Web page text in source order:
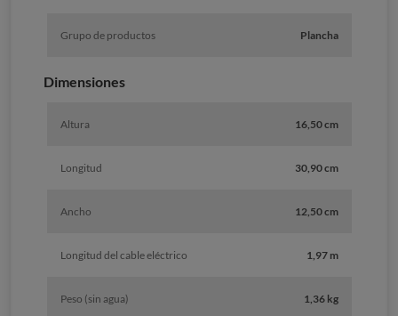
Grupo de productos Plancha
Dimensiones
Altura 16,50 cm
Longitud 30,90 cm
Ancho 12,50 cm
Longitud del cable eléctrico 1,97 m
Peso (sin agua) 1,36 kg